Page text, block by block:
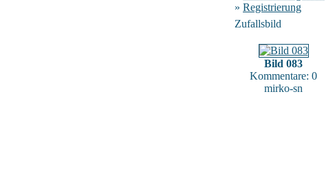
» Registrierung
Zufallsbild
Bild 083
Kommentare: 0
mirko-sn